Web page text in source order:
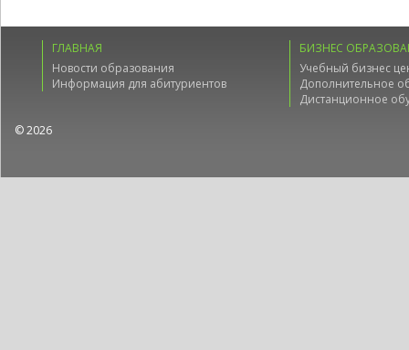
ГЛАВНАЯ
Новости образования
Информация для абитуриентов
БИЗНЕС
Учебный бизнес
Дополнительное
Дистанционное
© 2026